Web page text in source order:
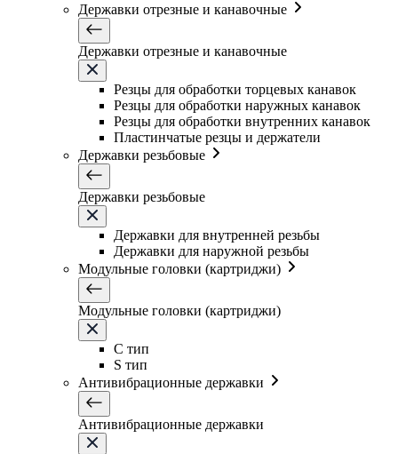
Державки отрезные и канавочные
Державки отрезные и канавочные
Резцы для обработки торцевых канавок
Резцы для обработки наружных канавок
Резцы для обработки внутренних канавок
Пластинчатые резцы и держатели
Державки резьбовые
Державки резьбовые
Державки для внутренней резьбы
Державки для наружной резьбы
Модульные головки (картриджи)
Модульные головки (картриджи)
C тип
S тип
Антивибрационные державки
Антивибрационные державки